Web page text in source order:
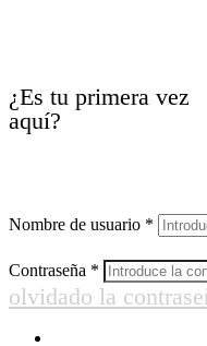
¿Es tu primera vez
aquí?
Nombre de usuario *
Contraseña *
olvidado la